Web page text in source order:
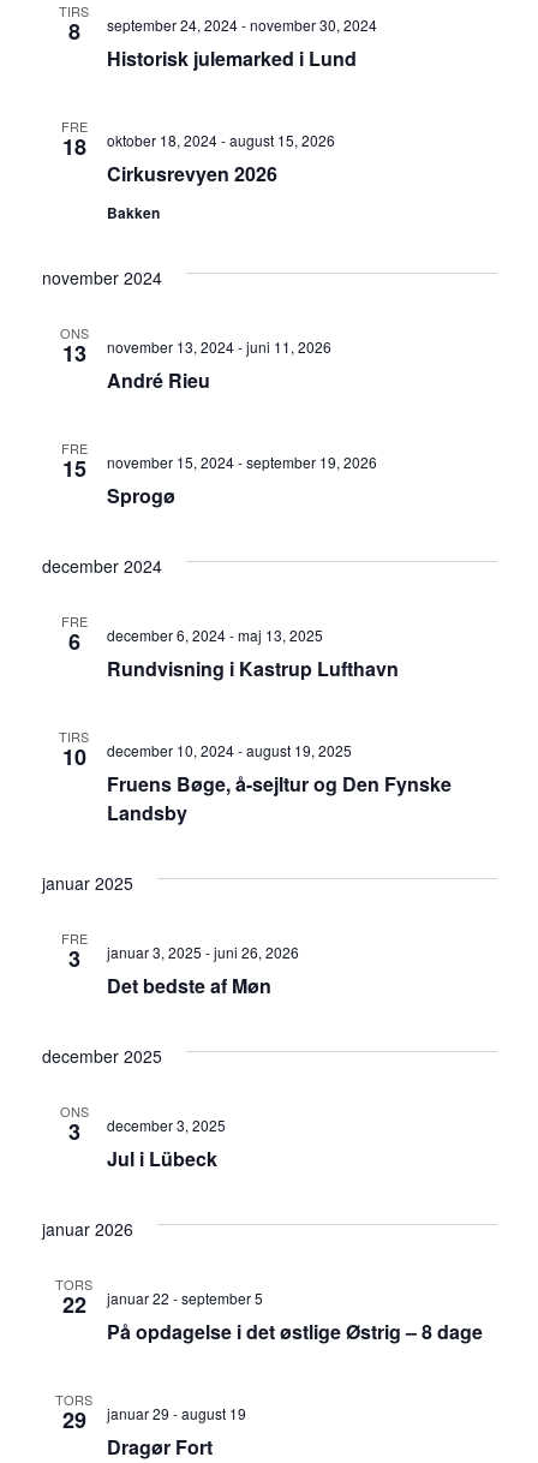
TIRS
8
Historisk julemarked i Lund
september 24, 2024-november 30, 2024
FRE
18
Cirkusrevyen 2026
oktober 18, 2024-august 15, 2026
Bakken
november 2024
ONS
13
André Rieu
november 13, 2024-juni 11, 2026
FRE
15
Sprogø
november 15, 2024-september 19, 2026
december 2024
FRE
6
Rundvisning i Kastrup Lufthavn
december 6, 2024-maj 13, 2025
TIRS
10
Fruens Bøge, å-sejltur og Den Fynske
Landsby
december 10, 2024-august 19, 2025
januar 2025
FRE
3
Det bedste af Møn
januar 3, 2025 -juni 26, 2026
december 2025
ONS
3
Jul i Lübeck
december 3, 2025
januar 2026
TORS
22
På opdagelse i det østlige Østrig – 8 dage
januar 22 -september 5
TORS
29
Dragør Fort
januar 29 -august 19